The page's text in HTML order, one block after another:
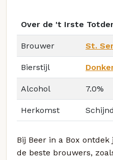
Over de 't Irste
Brouwer St.
Bierstijl
Alcohol 7.0%
Herkomst
Bij Beer in a Box
de beste brouwers,